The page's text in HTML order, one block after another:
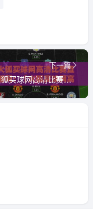
下一篇
火狐买球网高清比赛直播网：【火狐买球网高清比赛直播网】2026年球迷必看的四大升级体验